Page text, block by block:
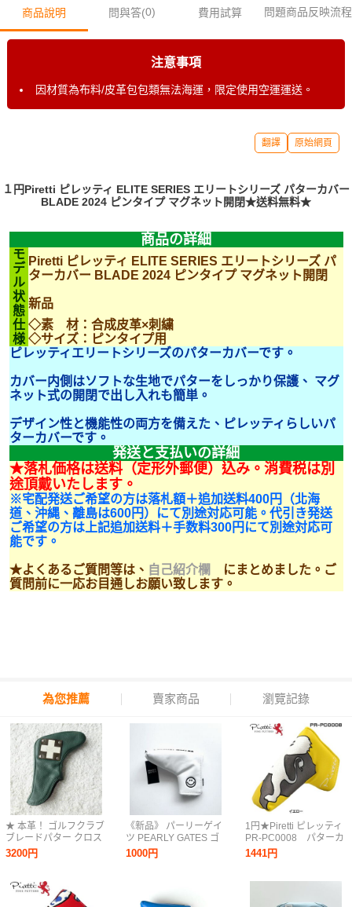
商品說明 問與答(0) 費用試算 問題商品反映流程
注意事項
因材質為布料/皮革包包類無法海運，限定使用空運運送。
翻譯 原始網頁
１円Piretti ピレッティ ELITE SERIES エリートシリーズ パターカバー
BLADE 2024 ピンタイプ マグネット開閉★送料無料★
商品の詳細
モ
デ
ル
Piretti ピレッティ ELITE SERIES エリートシリーズ パ
ターカバー BLADE 2024 ピンタイプ マグネット開閉
状
態
新品
仕
様
◇素 材：合成皮革×刺繍
◇サイズ：ピンタイプ用
ピレッティエリートシリーズのパターカバーです。
カバー内側はソフトな生地でパターをしっかり保護、 マグ
ネット式の開閉で出し入れも簡単。
デザイン性と機能性の両方を備えた、ピレッティらしいパ
ターカバーです。
発送と支払いの詳細
★落札価格は送料（定形外郵便）込み。消費税は別
途頂戴いたします。
※宅配発送ご希望の方は落札額＋追加送料400円（北海
道、沖縄、離島は600円）にて別途対応可能。代引き発送
ご希望の方は上記追加送料＋手数料300円にて別途対応可
能です。
★よくあるご質問等は、 自己紹介欄 にまとめました。ご
質問前に一応お目通しお願い致します。
為您推薦 賣家商品 瀏覽記錄
★ 本革！ ゴルフクラブ
ブレードパター クロス
ピン型 パターカバー！
3200円
《新品》 パーリーゲイ
ツ PEARLY GATES ゴ
ルフ パターカバー マッ
ト合皮PT PIN型 ニコち
1000円
1円★Piretti ピレッティ
PR-PC0008 パターカ
バー（イエロー）★送
料無料★日本正規品 マ
1441円